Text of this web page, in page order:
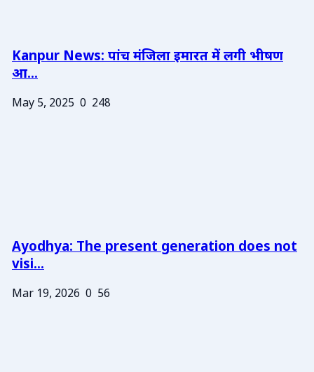
Kanpur News: पांच मंजिला इमारत में लगी भीषण
आ...
May 5, 2025 0 248
Ayodhya: The present generation does not
visi...
Mar 19, 2026 0 56